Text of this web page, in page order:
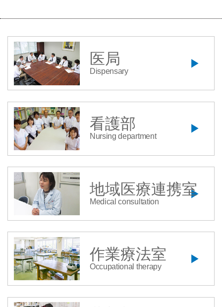
医局
Dispensary
看護部
Nursing department
地域医療連携室
Medical consultation
作業療法室
Occupational therapy